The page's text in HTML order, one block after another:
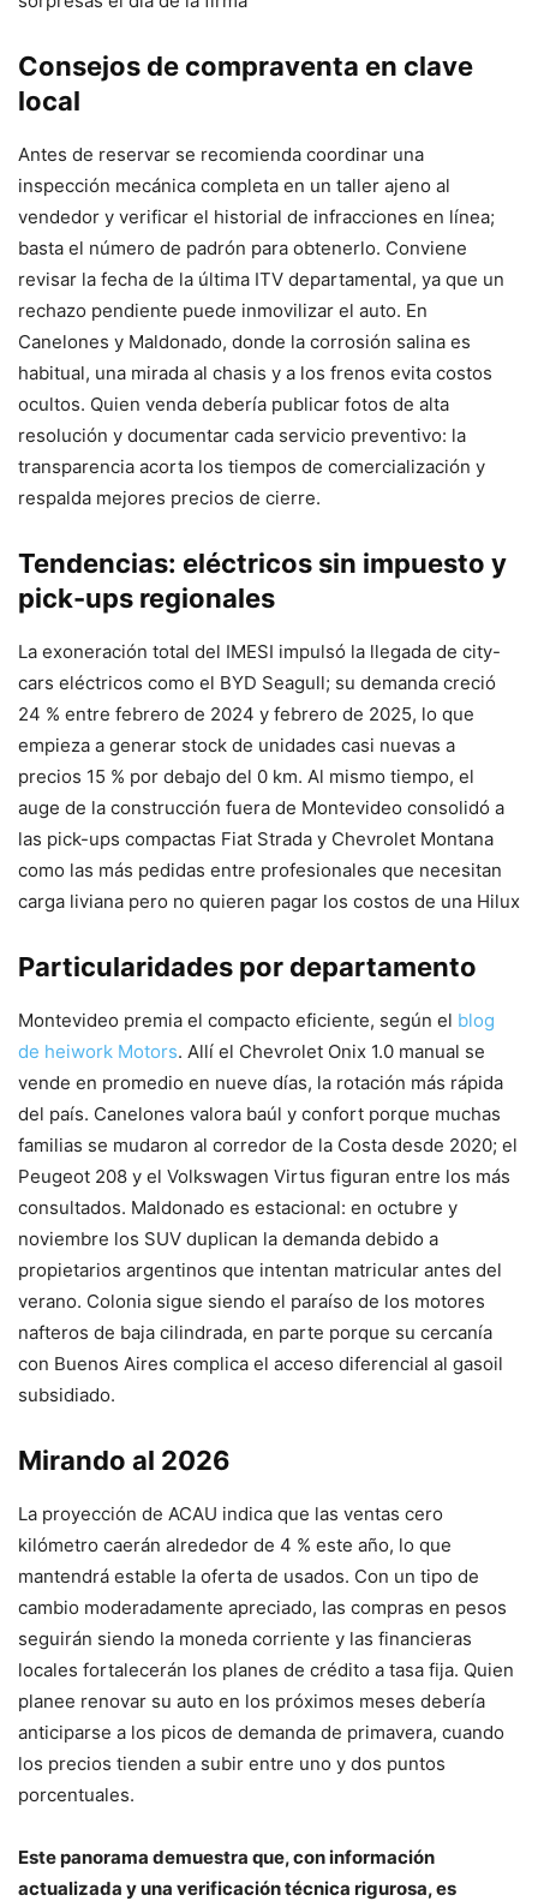
Consejos de compraventa en clave
local
Antes de reservar se recomienda coordinar una
inspección mecánica completa en un taller ajeno al
vendedor y verificar el historial de infracciones en línea;
basta el número de padrón para obtenerlo. Conviene
revisar la fecha de la última ITV departamental, ya que un
rechazo pendiente puede inmovilizar el auto. En
Canelones y Maldonado, donde la corrosión salina es
habitual, una mirada al chasis y a los frenos evita costos
ocultos. Quien venda debería publicar fotos de alta
resolución y documentar cada servicio preventivo: la
transparencia acorta los tiempos de comercialización y
respalda mejores precios de cierre.
Tendencias: eléctricos sin impuesto y
pick-ups regionales
La exoneración total del IMESI impulsó la llegada de city-
cars eléctricos como el BYD Seagull; su demanda creció
24 % entre febrero de 2024 y febrero de 2025, lo que
empieza a generar stock de unidades casi nuevas a
precios 15 % por debajo del 0 km. Al mismo tiempo, el
auge de la construcción fuera de Montevideo consolidó a
las pick-ups compactas Fiat Strada y Chevrolet Montana
como las más pedidas entre profesionales que necesitan
carga liviana pero no quieren pagar los costos de una Hilux
Particularidades por departamento
Montevideo premia el compacto eficiente, según el blog
de heiwork Motors. Allí el Chevrolet Onix 1.0 manual se
vende en promedio en nueve días, la rotación más rápida
del país. Canelones valora baúl y confort porque muchas
familias se mudaron al corredor de la Costa desde 2020; el
Peugeot 208 y el Volkswagen Virtus figuran entre los más
consultados. Maldonado es estacional: en octubre y
noviembre los SUV duplican la demanda debido a
propietarios argentinos que intentan matricular antes del
verano. Colonia sigue siendo el paraíso de los motores
nafteros de baja cilindrada, en parte porque su cercanía
con Buenos Aires complica el acceso diferencial al gasoil
subsidiado.
Mirando al 2026
La proyección de ACAU indica que las ventas cero
kilómetro caerán alrededor de 4 % este año, lo que
mantendrá estable la oferta de usados. Con un tipo de
cambio moderadamente apreciado, las compras en pesos
seguirán siendo la moneda corriente y las financieras
locales fortalecerán los planes de crédito a tasa fija. Quien
planee renovar su auto en los próximos meses debería
anticiparse a los picos de demanda de primavera, cuando
los precios tienden a subir entre uno y dos puntos
porcentuales.
Este panorama demuestra que, con información
actualizada y una verificación técnica rigurosa, es